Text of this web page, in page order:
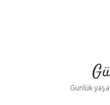
Günlük